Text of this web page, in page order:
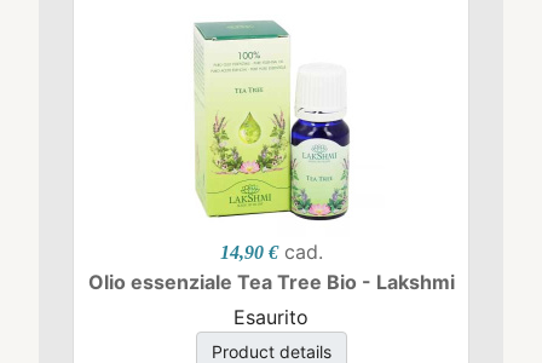
14,90 € cad.
Olio essenziale Tea Tree Bio - Lakshmi
Esaurito
Product details